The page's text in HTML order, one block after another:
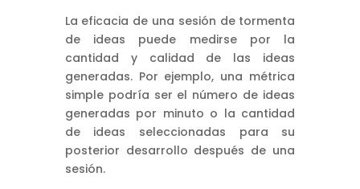
La eficacia de una sesión de tormenta
de ideas puede medirse por la
cantidad y calidad de las ideas
generadas. Por ejemplo, una métrica
simple podría ser el número de ideas
generadas por minuto o la cantidad
de ideas seleccionadas para su
posterior desarrollo después de una
sesión.